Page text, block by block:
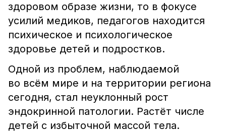
здоровом образе жизни, то в фокусе
усилий медиков, педагогов находится
психическое и психологическое
здоровье детей и подростков.
Одной из проблем, наблюдаемой
во всём мире и на территории региона
сегодня, стал неуклонный рост
эндокринной патологии. Растёт числе
детей с избыточной массой тела.